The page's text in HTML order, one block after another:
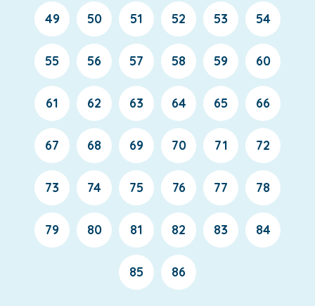
49 50 51 52 53 54
55 56 57 58 59 60
61 62 63 64 65 66
67 68 69 70 71 72
73 74 75 76 77 78
79 80 81 82 83 84
85 86